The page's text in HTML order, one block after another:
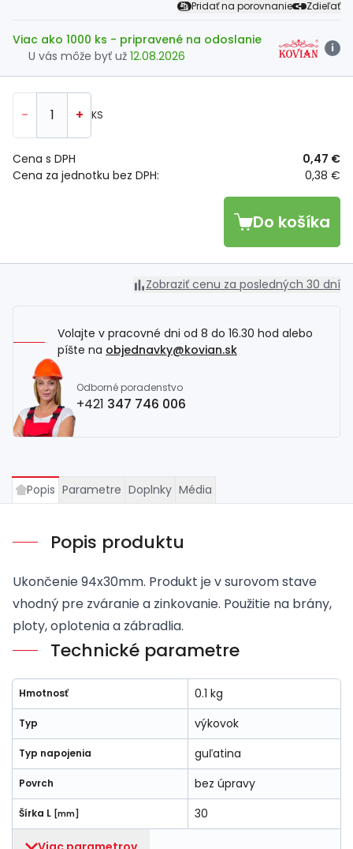
Pridať na porovnanie Zdieľať
Viac ako 1000 ks - pripravené na odoslanie
U vás môže byť už 12.08.2026
i
- + KS
Cena za jednotku bez DPH: 0,38 €
Cena s DPH 0,47 €
Do košíka
Zobraziť cenu za posledných 30 dní
Volajte v pracovné dni od 8 do 16.30 hod alebo
píšte na objednavky@kovian.sk
Odborné poradenstvo
+421 347 746 006
Popis Parametre Doplnky Média
Popis produktu
Ukončenie 94x30mm. Produkt je v surovom stave
vhodný pre zváranie a zinkovanie. Použitie na brány,
ploty, oplotenia a zábradlia.
Technické parametre
Hmotnosť 0.1 kg
Typ výkovok
Typ napojenia guľatina
Povrch bez úpravy
Šírka L [mm] 30